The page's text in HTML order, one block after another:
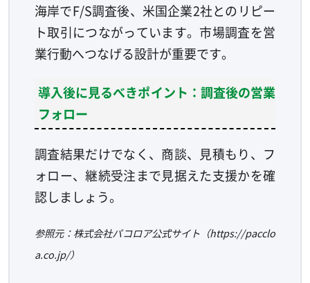
海岸でF/S調査後、米国企業2社とのリピー
ト取引につながっています。市場調査を営
業行動へつなげる設計が重要です。
導入後に見るべきポイント：調査後の営業
フォロー
調査結果だけでなく、商談、見積もり、フ
ォロー、継続受注まで見据えた支援かを確
認しましょう。
参照元：株式会社パコロア公式サイト（https://pacclo
a.co.jp/）